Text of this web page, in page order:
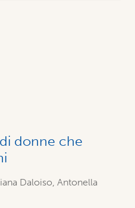
donne che
Daloiso, Antonella